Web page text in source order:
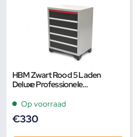
HBM Zwart Rood 5 Laden
Deluxe Professionele
Werkplaatsinrichting
Op voorraad
€330